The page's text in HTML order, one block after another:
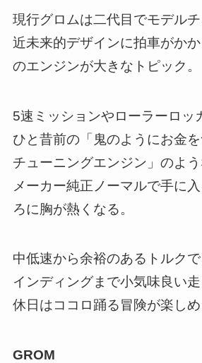
現行グロムは二代目でモデルチ
近未来的デザインに拍車がか
のエンジンが大きなトピック。
5速ミッションやローラーロッ
ひと昔前の「鬼のようにお金
チューニングエンジン」のよう
メーカー純正ノーマルで手に
ろに胸が熱くなる。
中低速から余裕のあるトルク
インディングまで小気味良い走
休日はココロ踊る冒険が楽しめ
GROM